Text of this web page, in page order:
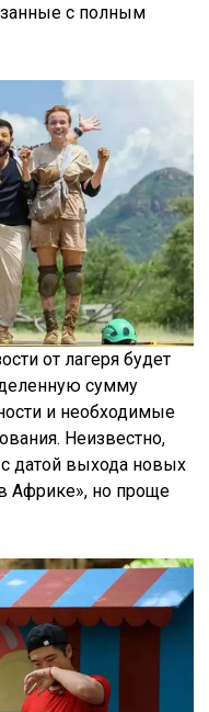
с полным
от лагеря будет
сумму
и необходимые
Неизвестно,
датой выхода новых
Африке», но проще